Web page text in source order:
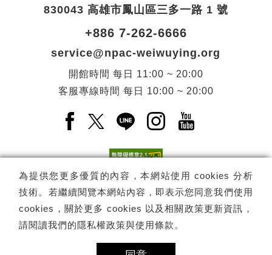
為提供您更多優質的內容，本網站使用 cookies 分析
技術。若繼續閱覽本網站內容，即表示您同意我們使用
cookies，關於更多 cookies 以及相關政策更新資訊，
請閱讀我們的隱私權政策與使用條款 。
830043 高雄市鳳山區三多一路 1 號
+886 7-262-6666
service@npac-weiwuying.org
開館時間 每日
11:00 ~ 20:00
客服專線時間 每日 10:00 ~ 20:00
Facebook(另開新視窗)
X(另開新視窗)
LINE(另開新視窗)
Instagram(另開新視
YouTube(另開
電子報訂閱 訂閱
Copyright © 國家表演藝術中心 -衛武營國家藝術文化中心